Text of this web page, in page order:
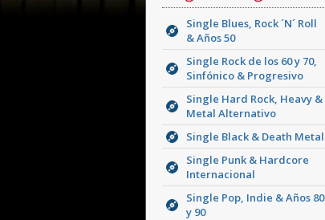
Single Blues, Rock ´N´ Roll
& Años 50
Single Rock de los 60 y 70,
Sinfónico & Progresivo
Single Hard Rock, Heavy &
Metal Alternativo
Single Black & Death Metal
Single Punk & Hardcore
Internacional
Single Pop, Indie & Años 80
y 90